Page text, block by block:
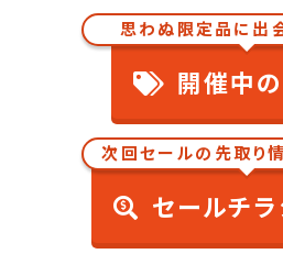
思わぬ限定品に出
開催中
次回セールの先取り
セールチ